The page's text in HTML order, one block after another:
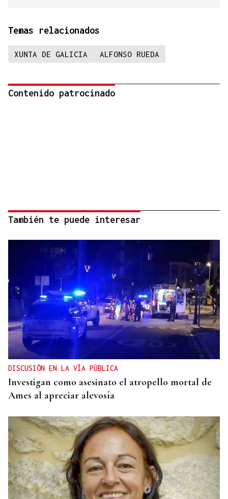
Temas relacionados
XUNTA DE GALICIA ALFONSO RUEDA
Contenido patrocinado
También te puede interesar
DISCUSIÓN EN LA VÍA PÚBLICA
Investigan como asesinato el atropello mortal de
Ames al apreciar alevosía